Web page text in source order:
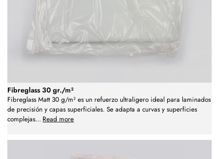
Fibreglass 30 gr./m²
Fibreglass Matt 30 g/m² es un refuerzo ultraligero ideal para laminados
de precisión y capas superficiales. Se adapta a curvas y superficies
complejas... Read more